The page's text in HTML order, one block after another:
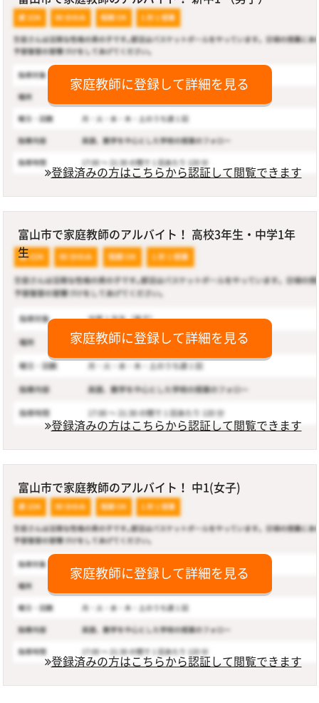
家庭教師に登録して詳細を見る
登録済みの方はこちらから認証して閲覧できます
富山市で家庭教師のアルバイト！ 高校3年生・中学1年
生
家庭教師に登録して詳細を見る
登録済みの方はこちらから認証して閲覧できます
富山市で家庭教師のアルバイト！ 中1(女子)
家庭教師に登録して詳細を見る
登録済みの方はこちらから認証して閲覧できます